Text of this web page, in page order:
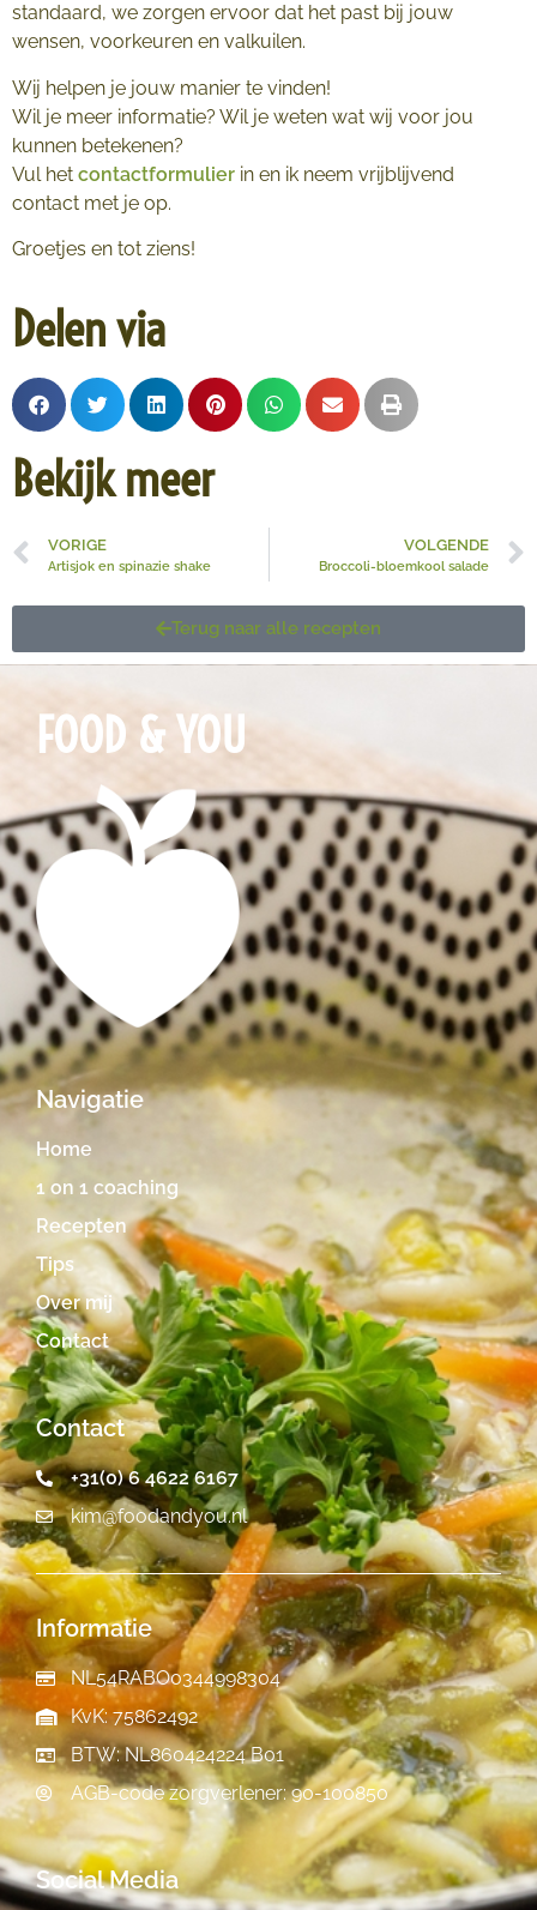
standaard, we zorgen ervoor dat het past bij jouw
wensen, voorkeuren en valkuilen.
Wij helpen je jouw manier te vinden!
Wil je meer informatie? Wil je weten wat wij voor jou
kunnen betekenen?
Vul het contactformulier in en ik neem vrijblijvend
contact met je op.
Groetjes en tot ziens!
Delen via
Bekijk meer
VORIGE
Artisjok en spinazie shake
VOLGENDE
Broccoli-bloemkool salade
Terug naar alle recepten
FOOD & YOU
Navigatie
Home
1 on 1 coaching
Recepten
Tips
Over mij
Contact
Contact
+31(0) 6 4622 6167
kim@foodandyou.nl
Informatie
NL54RABO0344998304
KvK: 75862492
BTW: NL860424224 B01
AGB-code zorgverlener: 90-100850
Social Media